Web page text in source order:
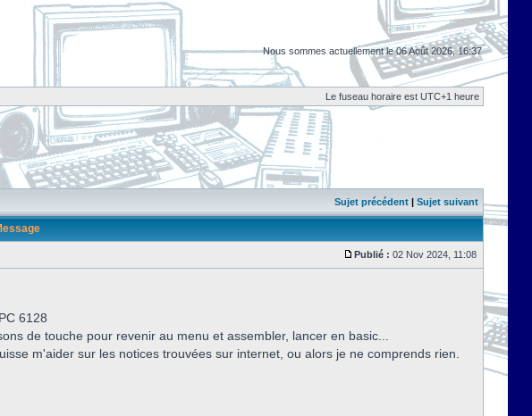
Nous sommes actuellement le 06 Août 2026, 16:37
Le fuseau horaire est UTC+1 heure
Sujet précédent | Sujet suivant
Publié : 02 Nov 2024, 11:08
6128
de touche pour revenir au menu et assembler, lancer en basic...
m'aider sur les notices trouvées sur internet, ou alors je ne comprends rien.